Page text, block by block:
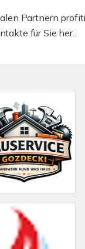
Partnern
für Sie her.